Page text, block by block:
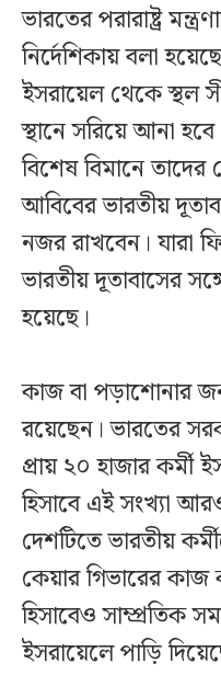
ভারতের পরারাষ্ট্র
নির্দেশিকায় বলা
ইসরায়েল থেকে স্থল
স্থানে সরিয়ে আনা
বিশেষ বিমানে
আবিবের ভারতীয়
নজর রাখবেন। যারা
ভারতীয় দূতাবাসের
হয়েছে।
কাজ বা পড়াশোনার
রয়েছেন। ভারতের
প্রায় ২০ হাজার কর্মী
হিসাবে এই সংখ্যা
দেশটিতে ভারতীয়
কেয়ার গিভারের কাজ
হিসাবেও সাম্প্রতিক
ইসরায়েলে পাড়ি